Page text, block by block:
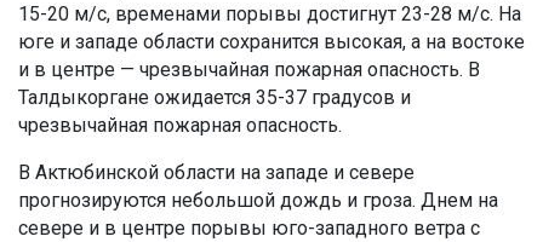
15-20 м/с, временами порывы достигнут 23-28 м/с. На
юге и западе области сохранится высокая, а на востоке
и в центре — чрезвычайная пожарная опасность. В
Талдыкоргане ожидается 35-37 градусов и
чрезвычайная пожарная опасность.
В Актюбинской области на западе и севере
прогнозируются небольшой дождь и гроза. Днем на
севере и в центре порывы юго-западного ветра с